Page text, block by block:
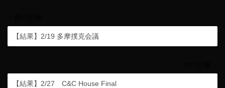
【結果】2/19 多摩撲克会議
【結果】2/27 C&C House Final